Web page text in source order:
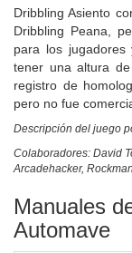
Dribbling Asiento
Dribbling Peana,
para los
tener una altura
registro de
pero no fue
Descripción del juego
Colaboradores: David
Arcadehacker,
Manuales
Automave